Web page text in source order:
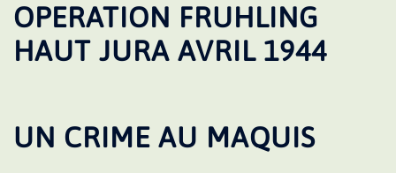
OPERATION FRUHLING
HAUT JURA AVRIL 1944
UN CRIME AU MAQUIS